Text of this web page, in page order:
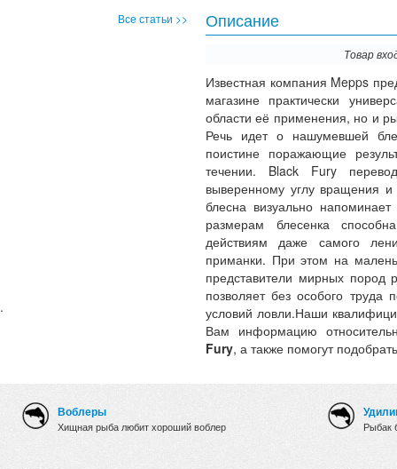
Все статьи >>
.
Описание
Товар
Известная компания Mepps
магазине практически
области её применения, но и
Речь идет о нашумевшей
поистине поражающие
течении. Black Fury
выверенному углу вращения
блесна визуально
размерам блесенка
действиям даже самого
приманки. При этом на
представители мирных пород
позволяет без особого труда
условий ловли.Наши
Вам информацию
Fury, а также помогут
Воблеры
Хищная рыба любит хороший воблер Рыбак